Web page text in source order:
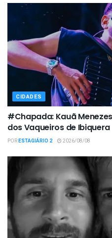
CIDADES
#Chapada: Kauã
dos Vaqueiros de Ibiquera
PORESTAGIÁRIO 2 2026/08/08